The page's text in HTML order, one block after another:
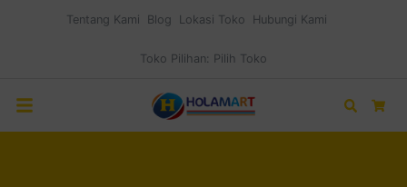
Tentang Kami Blog Lokasi Toko Hubungi Kami
Toko Pilihan: Pilih Toko
Search